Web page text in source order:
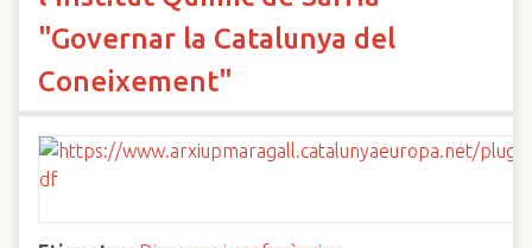
"Governar la Catalunya del
Coneixement"